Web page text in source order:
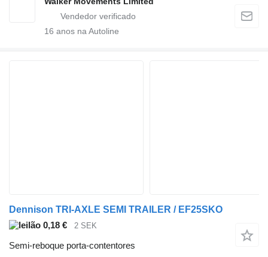
16 anos na Autoline
Dennison TRI-AXLE SEMI TRAILER / EF25SKO
0,18 €
2 SEK
Semi-reboque porta-contentores